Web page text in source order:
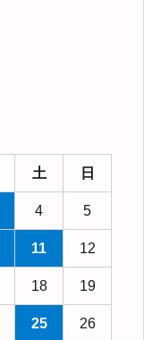
土 日
4 5
11 12
18 19
25 26